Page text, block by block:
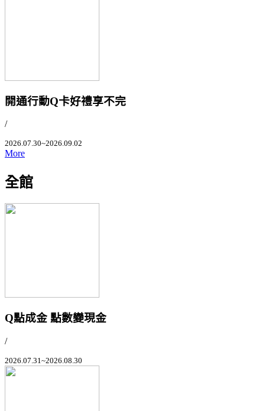
開通行動Q卡好禮享不完
/
2026.07.30~2026.09.02
More
全館
Q點成金 點數變現金
/
2026.07.31~2026.08.30